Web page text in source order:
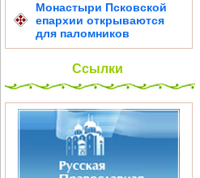
Монастыри Псковской
епархии открываются
для паломников
Ссылки